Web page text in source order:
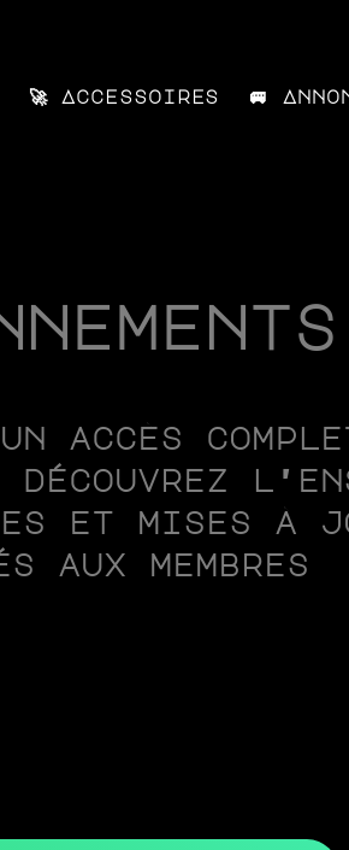
🚀 Accessoires 🚐
un accès
et mises à
aux membres